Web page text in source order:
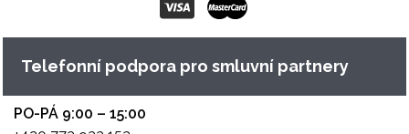
Telefonní podpora pro smluvní partnery
PO-PÁ 9:00 – 15:00